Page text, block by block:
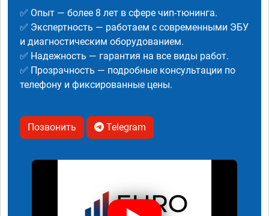
✅ Опыт — более 8 лет в сфере чип-тюнинга.
✅ Экспертность — работаем с современными ЭБУ
и диагностическим оборудованием.
✅ Надежность — гарантия на все виды работ.
✅ Прозрачность — подробные консультации по
телефону и фиксированные цены.
Позвонить Telegram